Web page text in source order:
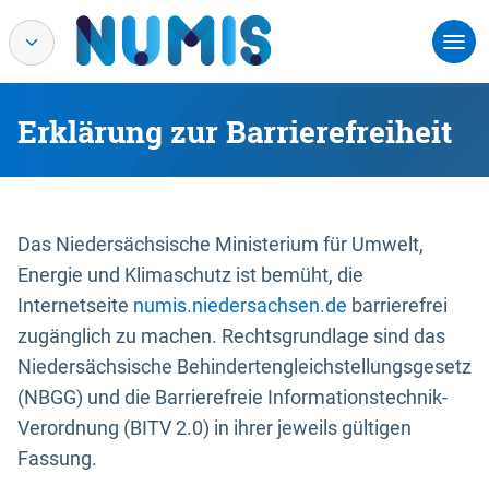
Erklärung zur Barrierefreiheit
Das Niedersächsische Ministerium für Umwelt,
Energie und Klimaschutz ist bemüht, die
Internetseite numis.niedersachsen.de barrierefrei
zugänglich zu machen. Rechtsgrundlage sind das
Niedersächsische Behindertengleichstellungsgesetz
(NBGG) und die Barrierefreie Informationstechnik-
Verordnung (BITV 2.0) in ihrer jeweils gültigen
Fassung.